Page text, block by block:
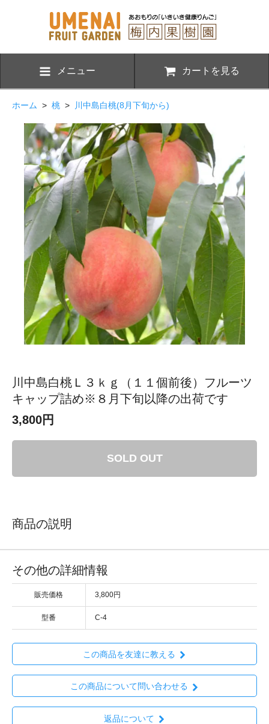
メニュー カートを見る
ホーム > 桃 > 川中島白桃(8月下旬から)
川中島白桃Ｌ３ｋｇ（１１個前後）フルーツ
キャップ詰め※８月下旬以降の出荷です
3,800円
SOLD OUT
商品の説明
その他の詳細情報
販売価格 3,800円
型番 C-4
この商品を友達に教える
この商品について問い合わせる
返品について